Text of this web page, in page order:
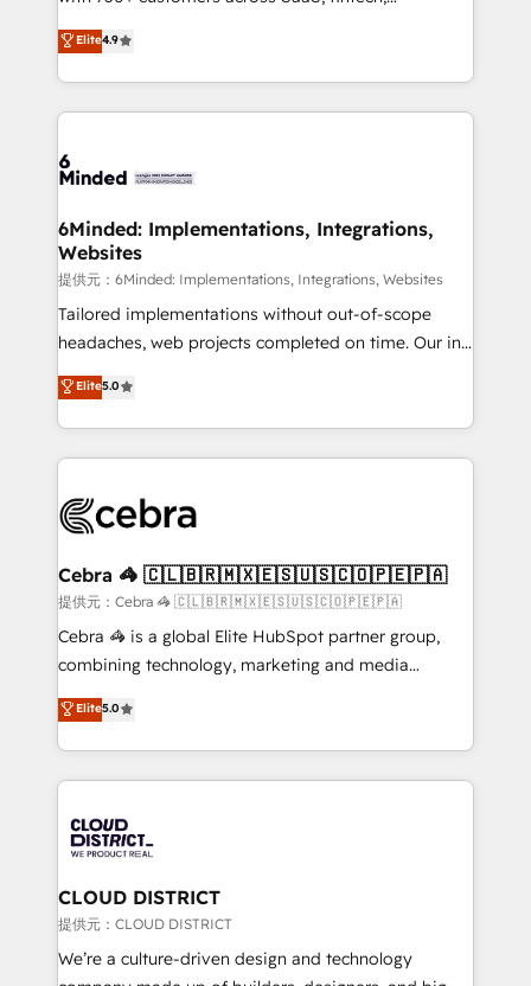
technology for integrations • Multilingual team:
English, Spanish, Portuguese & Italian 👉 Grow
smarter with AI and HubSpot.
healthcare, real estate, and other industries. With
150+ HubSpot-certified experts, we deliver scalable
solutions to complex GTM and RevOps challenges.
Our Expertise 🔹 Onboarding & Implementation:
tailored to your GTM motion. 🔹 Migrations:
from other CRMs to HubSpot without data loss or
downtime. 🔹 RevOps Strategy: Align teams,
processes, and data to drive revenue efficiency. 🔹
Integrations: Connect HubSpot with your tech stack
for better adoption. 🔹 Custom Solutions: Build
SOC 2 Type II and ISO 27001 certified, reinforcing
our commitment to data security and compliance. At
Elite4.9
6Minded: Implementations, Integrations,
Websites
提供元：6Minded: Implementations, Integrations, Websites
Tailored implementations without out-of-scope
headaches, web projects completed on time. Our in-
house team of certified CRM architects, experts,
developers, designers, and marketers handles all
aspects of your HubSpot. ✨ 400+ global clients ✨
100+ seamless migrations from 15+ different CRMs
implementations, and 5,000+ pages ✨ CS: Clients
CS: 245% organic growth & +751% new visitors for a
full-funnel HubSpot project ✨ CS: 415% conversion
boost with a new HubSpot site Recognized leaders:
🏆 HubSpot Platform Migration Impact Award 🏆
Inbound Campaign of the Year 🏆 Gold AVA Digital
Award for Best Website 🌟 Accreditations: CRM
Elite5.0
Cebra 🦓 🇨🇱🇧🇷🇲🇽🇪🇸🇺🇸🇨🇴🇵🇪🇵🇦
提供元：Cebra 🦓 🇨🇱🇧🇷🇲🇽🇪🇸🇺🇸🇨🇴🇵🇪🇵🇦
Cebra 🦓 is a global Elite HubSpot partner group,
combining technology, marketing and media
expertise across Latin America and Southern
Europe, with teams across 7 countries. Born in Chile,
we combine local insight with international reach to
help businesses grow through technology, creativity,
500+ HubSpot implementations, building end-to-
end solutions that integrate CRM, AI automation,
inbound and loop marketing, content, and digital
creativity. Our multicultural team works in Spanish,
Portuguese, and English to design scalable strategies
that drive measurable growth. 🌎 Highlights: • 10+
Elite5.0
CLOUD DISTRICT
提供元：CLOUD DISTRICT
We’re a culture-driven design and technology